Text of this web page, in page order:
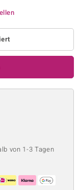
von 1-3 Tagen